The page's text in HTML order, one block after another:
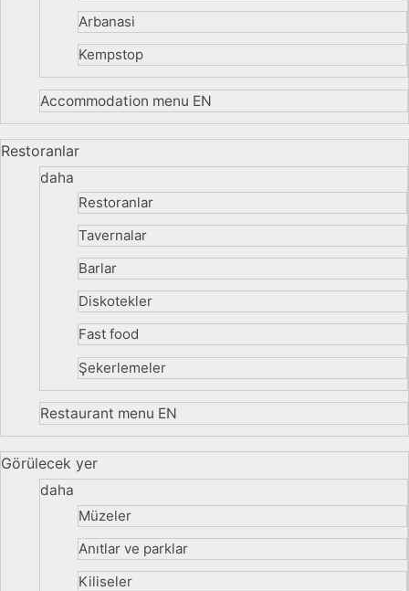
Arbanasi
Kempstop
Accommodation menu EN
Restoranlar
daha
Restoranlar
Tavernalar
Barlar
Diskotekler
Fast food
Şekerlemeler
Restaurant menu EN
Görülecek yer
daha
Müzeler
Anıtlar ve parklar
Kiliseler